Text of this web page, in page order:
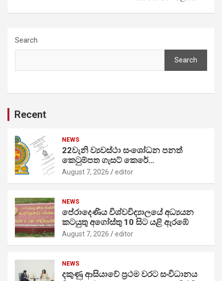
Search
Search
Recent
NEWS
22වැනි ව්‍යවස්ථා සංශෝධන පනත්
කෙටුම්පත ගැසට් කෙරේ…
August 7, 2026 editor
NEWS
පේරාදෙණිය විශ්වවිද්‍යාලයේ අධ්‍යයන
කටයුතු අගෝස්තු 10 සිට යළි ඇරඹේ
August 7, 2026 editor
NEWS
දකුණු ආසියාවේ ප්‍රථම වරට සංවිධානය